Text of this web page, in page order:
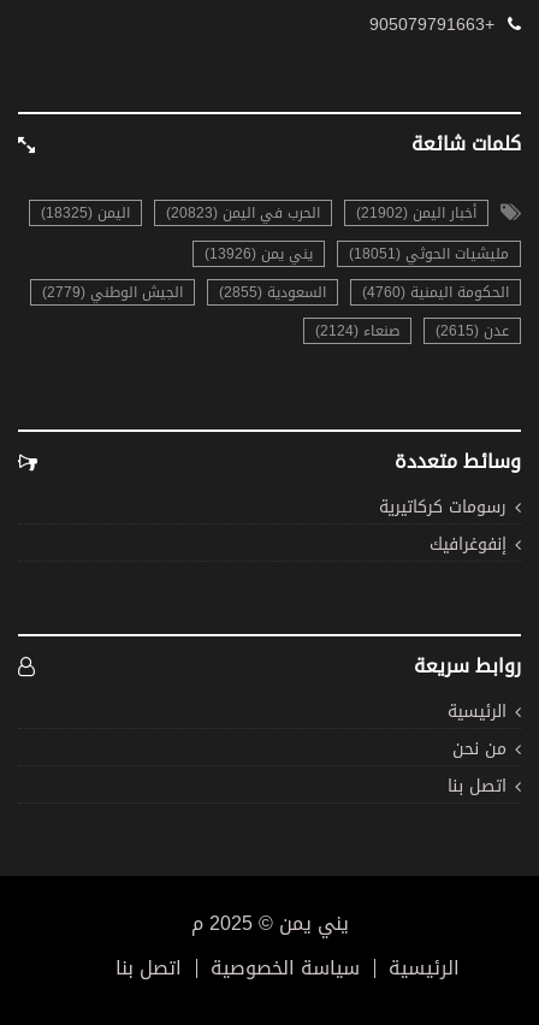
+905079791663
كلمات شائعة
أخبار اليمن (21902) الحرب في اليمن (20823)
اليمن (18325)
مليشيات الحوثي (18051)
يني يمن (13926)
الحكومة اليمنية (4760)
السعودية (2855)
الجيش الوطني (2779)
عدن (2615)
صنعاء (2124)
وسائط متعددة
رسومات كركاتيرية
إنفوغرافيك
روابط سريعة
الرئيسية
من نحن
اتصل بنا
يني يمن © 2025 م
اتصل بنا
سياسة الخصوصية الرئيسية